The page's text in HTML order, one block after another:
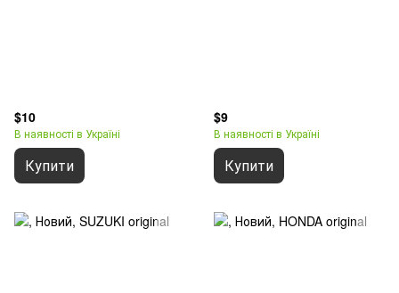
$10
В наявності в Україні
Купити
$9
В наявності в Україні
Купити